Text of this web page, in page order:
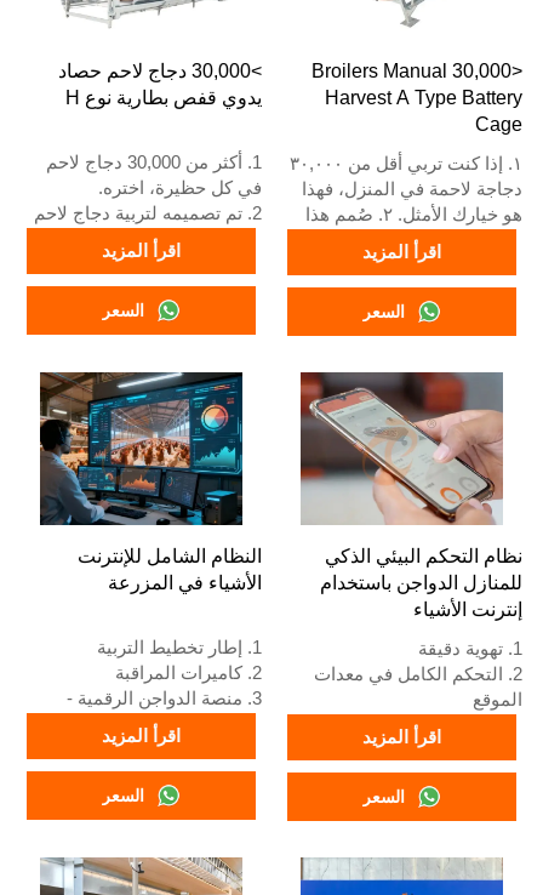
>30,000 دجاج لاحم حصاد
يدوي قفص بطارية نوع H
1. أكثر من 30,000 دجاج لاحم
في كل حظيرة، اختره.
2. تم تصميمه لتربية دجاج لاحم
جاهز للسوق.
3. عمره الافتراضي أكثر من 20
4. هيكله عبارة عن اندماج ذكاء
كهربائية، معدات أوتوماتيكية
للشرب والتغذية وتنظيف
السماد، حصاد يدوي.
5. خدمة الاستقبال عبر الإنترنت
على مدار 24 ساعة رقم
What’sApp هو
8111199996.
اقرأ المزيد
السعر
<30,000 Broilers Manual
Harvest A Type Battery
Cage
١. إذا كنت تربي أقل من ٣٠,٠٠٠
دجاجة لاحمة في المنزل، فهذا
هو خيارك الأمثل. ٢. صُمم هذا
النظام لتربية دجاج لاحم بالغ من
عمر يوم إلى ٤٥ يومًا جاهز
للتسويق. ٣. عمره الافتراضي
يزيد عن ٢٠ عامًا. ٤. يتميز هذا
النظام ببنية تجمع بين الذكاء
تحكم كهربائية، ومعدات
أوتوماتيكية للشرب والتغذية
وتنظيف السماد، بالإضافة إلى
إمكانية الحصاد اليدوي. ٥. رقم
واتساب الخاص بنا متاح على
مدار الساعة:
+٢٣٤٨١١١١٩٩٩٩٦.
اقرأ المزيد
السعر
النظام الشامل للإنترنت
الأشياء في المزرعة
1. إطار تخطيط التربية
2. كاميرات المراقبة
3. منصة الدواجن الرقمية -
شاشة كبيرة شاملة
5. الاستقبال/رقم واتساب:
اقرأ المزيد
السعر
نظام التحكم البيئي الذكي
للمنازل الدواجن باستخدام
إنترنت الأشياء
1. تهوية دقيقة
2. التحكم الكامل في معدات
الموقع
5. الاستقبال /واتساب رقم:
اقرأ المزيد
السعر